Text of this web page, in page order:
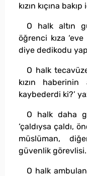
kızın kıçına
O halk altın
öğrenci kıza
diye dedikodu
O halk
kızın haberinin
kaybederdi ki?’
O halk daha
‘çaldıysa çaldı,
müslüman,
güvenlik görevlisi.
O halk